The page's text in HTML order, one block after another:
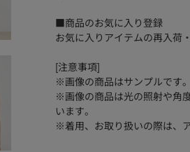
■商品のお気に入り登録
お気に入りアイテムの再入荷
[注意事項]
※画像の商品はサンプルです
※画像の商品は光の照射や角
います。
※着用、お取り扱いの際は、